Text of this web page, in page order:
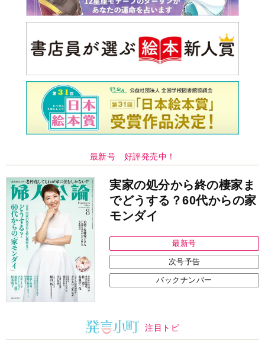
実家の処分から終の棲家ま
でどうする？60代からの家
モンダイ
次号予告
バックナンバー
注目トピ
同僚の心無い言葉に気持ちが折れた
義実家について、義弟が私へ怒りのLINE
ピアノの月謝、払うべき？
中央公論新社の本
いじめられっ子だった精神科医の贈る
言葉
詳しくみる